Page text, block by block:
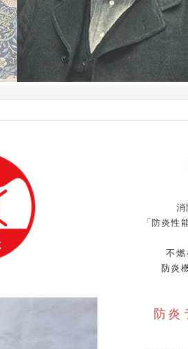
消
「防炎性
不燃
防炎
防炎